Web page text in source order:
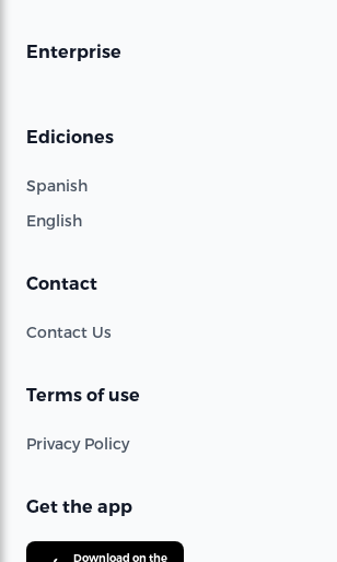
Enterprise
Ediciones
Spanish
English
Contact
Contact Us
Terms of use
Privacy Policy
Get the app
Download on the